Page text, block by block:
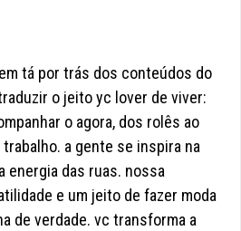
tá por trás dos conteúdos do
o jeito yc lover de viver:
o agora, dos rolês ao
a gente se inspira na
energia das ruas. nossa
e um jeito de fazer moda
de verdade. vc transforma a